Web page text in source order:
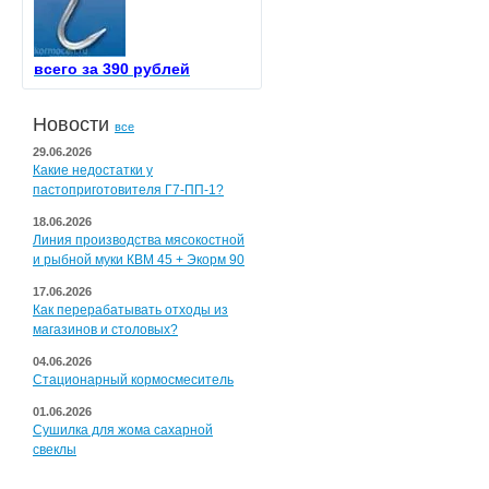
всего за 390 рублей
Новости все
29.06.2026
Какие недостатки у
пастоприготовителя Г7-ПП-1?
18.06.2026
Линия производства мясокостной
и рыбной муки КВМ 45 + Экорм 90
17.06.2026
Как перерабатывать отходы из
магазинов и столовых?
04.06.2026
Стационарный кормосмеситель
01.06.2026
Сушилка для жома сахарной
свеклы